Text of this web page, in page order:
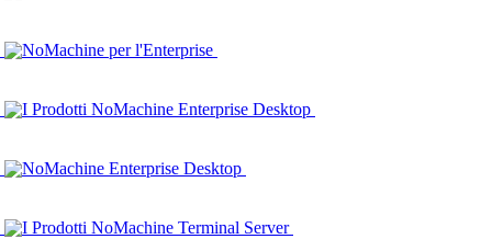
NoMachine per l'Enterprise
I Prodotti NoMachine Enterprise Desktop
NoMachine Enterprise Desktop
I Prodotti NoMachine Terminal Server